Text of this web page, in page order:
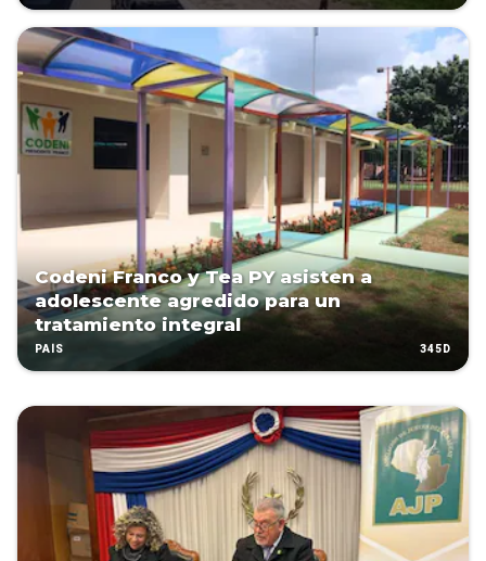
Codeni Franco y Tea PY asisten a
adolescente agredido para un
tratamiento integral
PAÍS 345D